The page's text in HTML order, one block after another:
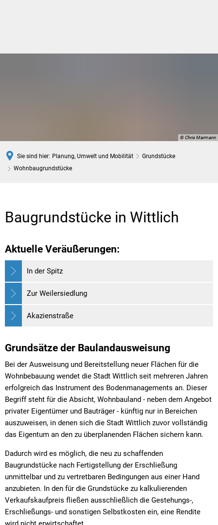
© Chris Marmann
Sie sind hier: Planung, Umwelt und Mobilität
Grundstücke
Wohnbaugrundstücke
Baugrundstücke in Wittlich
Aktuelle Veräußerungen:
In der Spitz
Zur Weilersiedlung
Akazienstraße
Grundsätze der Baulandausweisung
Bei der Ausweisung und Bereitstellung neuer Flächen für die
Wohnbebauung wendet die Stadt Wittlich seit mehreren Jahren
erfolgreich das Instrument des Bodenmanagements an. Dieser
Begriff steht für die Absicht, Wohnbauland - neben dem Angebot
privater Eigentümer und Bauträger - künftig nur in Bereichen
auszuweisen, in denen sich die Stadt Wittlich zuvor vollständig
das Eigentum an den zu überplanenden Flächen sichern kann.
Dadurch wird es möglich, die neu zu schaffenden
Baugrundstücke nach Fertigstellung der Erschließung
unmittelbar und zu vertretbaren Bedingungen aus einer Hand
anzubieten. In den für die Grundstücke zu kalkulierenden
Verkaufskaufpreis fließen ausschließlich die Gestehungs-,
Erschließungs- und sonstigen Selbstkosten ein, eine Rendite